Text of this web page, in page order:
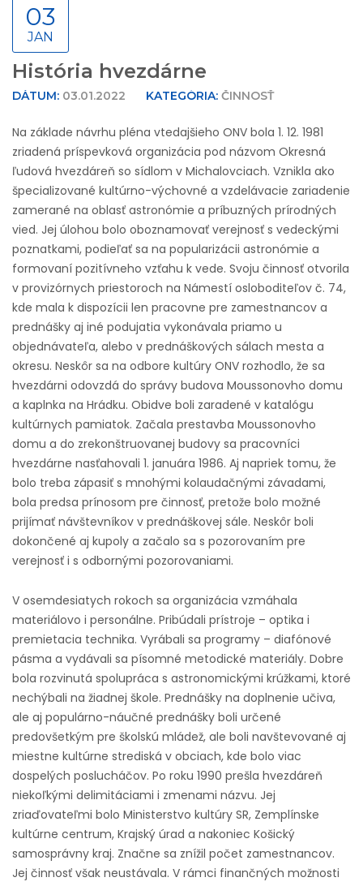
03
JAN
História hvezdárne
DÁTUM: 03.01.2022 KATEGÓRIA: ČINNOSŤ
Na základe návrhu pléna vtedajšieho ONV bola 1. 12. 1981
zriadená príspevková organizácia pod názvom Okresná
ľudová hvezdáreň so sídlom v Michalovciach. Vznikla ako
špecializované kultúrno-výchovné a vzdelávacie zariadenie
zamerané na oblasť astronómie a príbuzných prírodných
vied. Jej úlohou bolo oboznamovať verejnosť s vedeckými
poznatkami, podieľať sa na popularizácii astronómie a
formovaní pozitívneho vzťahu k vede. Svoju činnosť otvorila
v provizórnych priestoroch na Námestí osloboditeľov č. 74,
kde mala k dispozícii len pracovne pre zamestnancov a
prednášky aj iné podujatia vykonávala priamo u
objednávateľa, alebo v prednáškových sálach mesta a
okresu. Neskôr sa na odbore kultúry ONV rozhodlo, že sa
hvezdárni odovzdá do správy budova Moussonovho domu
a kaplnka na Hrádku. Obidve boli zaradené v katalógu
kultúrnych pamiatok. Začala prestavba Moussonovho
domu a do zrekonštruovanej budovy sa pracovníci
hvezdárne nasťahovali 1. januára 1986. Aj napriek tomu, že
bolo treba zápasiť s mnohými kolaudačnými závadami,
bola predsa prínosom pre činnosť, pretože bolo možné
prijímať návštevníkov v prednáškovej sále. Neskôr boli
dokončené aj kupoly a začalo sa s pozorovaním pre
verejnosť i s odbornými pozorovaniami.
V osemdesiatych rokoch sa organizácia vzmáhala
materiálovo i personálne. Pribúdali prístroje – optika i
premietacia technika. Vyrábali sa programy – diafónové
pásma a vydávali sa písomné metodické materiály. Dobre
bola rozvinutá spolupráca s astronomickými krúžkami, ktoré
nechýbali na žiadnej škole. Prednášky na doplnenie učiva,
ale aj populárno-náučné prednášky boli určené
predovšetkým pre školskú mládež, ale boli navštevované aj
miestne kultúrne strediská v obciach, kde bolo viac
dospelých poslucháčov. Po roku 1990 prešla hvezdáreň
niekoľkými delimitáciami i zmenami názvu. Jej
zriaďovateľmi bolo Ministerstvo kultúry SR, Zemplínske
kultúrne centrum, Krajský úrad a nakoniec Košický
samosprávny kraj. Značne sa znížil počet zamestnancov.
Jej činnosť však neustávala. V rámci finančných možnosti